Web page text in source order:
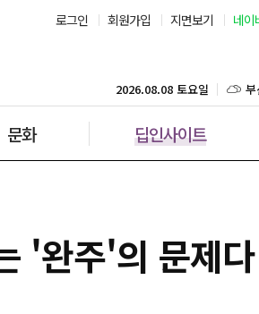
로그인 회원가입 지면보기 네이
문화 딥인사이트
2026.08.08 토요일 부
대
'완주'의 문제다